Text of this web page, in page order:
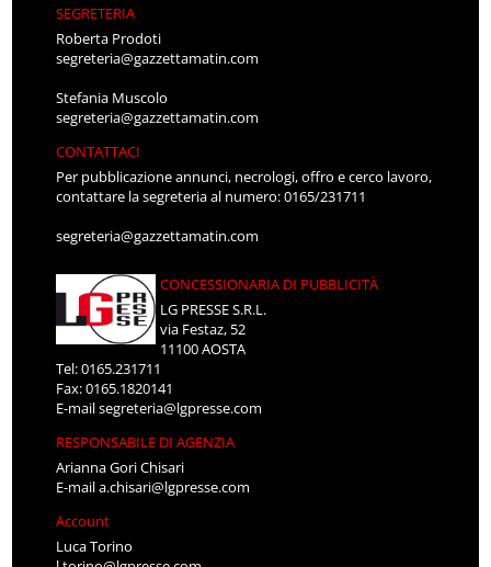
SEGRETERIA
Roberta Prodoti
segreteria@gazzettamatin.com
Stefania Muscolo
segreteria@gazzettamatin.com
CONTATTACI
Per pubblicazione annunci, necrologi, offro e cerco lavoro,
contattare la segreteria al numero: 0165/231711
segreteria@gazzettamatin.com
CONCESSIONARIA DI PUBBLICITÀ
LG PRESSE S.R.L.
via Festaz, 52
11100 AOSTA
Tel: 0165.231711
Fax: 0165.1820141
E-mailsegreteria@lgpresse.com
RESPONSABILE DI AGENZIA
Arianna Gori Chisari
E-maila.chisari@lgpresse.com
Account
Luca Torino